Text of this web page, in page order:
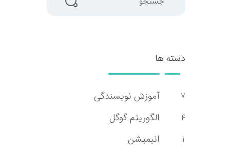
دسته ها
7 آموزش نویسندگی
4 الگوریتم گوگل
1 انیمیشن